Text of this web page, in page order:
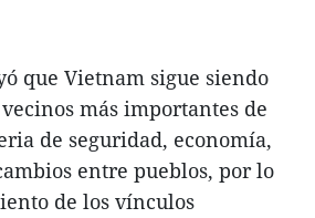
que Vietnam sigue siendo
más importantes de
de seguridad, economía,
entre pueblos, por lo
de los vínculos